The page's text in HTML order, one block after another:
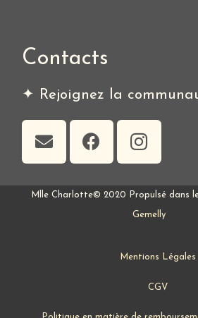
Contacts
✦ Rejoignez la
Mlle Charlotte© 2020 Propulsé dans
Gemelly
Mentions Légales
CGV